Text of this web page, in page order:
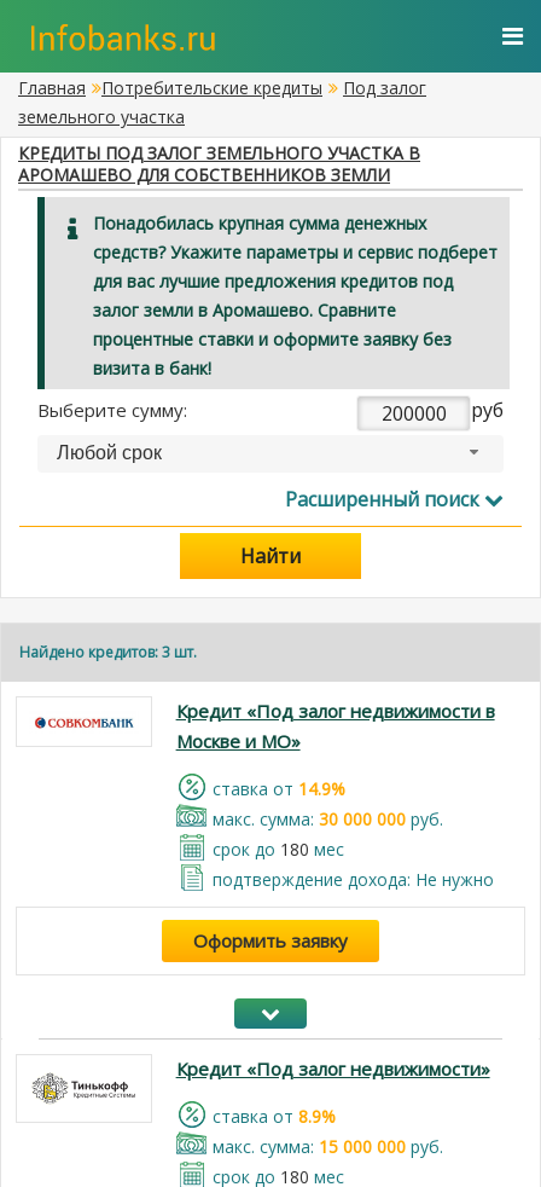
Главная Потребительские кредиты
Под залог
земельного участка
КРЕДИТЫ ПОД ЗАЛОГ ЗЕМЕЛЬНОГО УЧАСТКА В
АРОМАШЕВО ДЛЯ СОБСТВЕННИКОВ ЗЕМЛИ
Понадобилась крупная сумма денежных
средств? Укажите параметры и сервис подберет
для вас лучшие предложения кредитов под
залог земли в Аромашево. Сравните
процентные ставки и оформите заявку без
визита в банк!
Выберите сумму: руб
Любой срок
Расширенный поиск
Найти
Найдено кредитов: 3 шт.
Кредит «Под залог недвижимости в
Москве и МО»
cтавка от 14.9%
макс. сумма: 30 000 000руб.
срок до 180 мес
подтверждение дохода: Не нужно
Оформить заявку
Кредит «Под залог недвижимости»
cтавка от 8.9%
макс. сумма: 15 000 000руб.
срок до 180 мес